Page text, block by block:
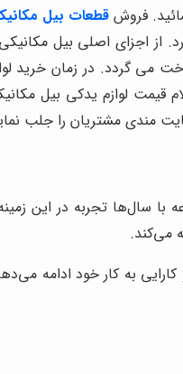
فروشقطعات بیل
اجزای اصلی بیل
گردد. در زمان خرید
لوازم یدکی بیل
مندی مشتریان را جلب
سال‌ها تجربه در این
می‌کند.
کارایی به کار خود